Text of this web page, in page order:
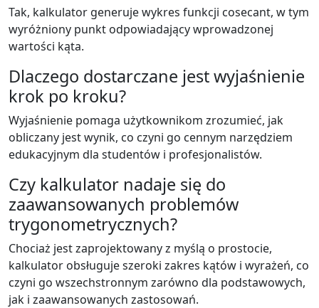
Tak, kalkulator generuje wykres funkcji cosecant, w tym
wyróżniony punkt odpowiadający wprowadzonej
wartości kąta.
Dlaczego dostarczane jest wyjaśnienie
krok po kroku?
Wyjaśnienie pomaga użytkownikom zrozumieć, jak
obliczany jest wynik, co czyni go cennym narzędziem
edukacyjnym dla studentów i profesjonalistów.
Czy kalkulator nadaje się do
zaawansowanych problemów
trygonometrycznych?
Chociaż jest zaprojektowany z myślą o prostocie,
kalkulator obsługuje szeroki zakres kątów i wyrażeń, co
czyni go wszechstronnym zarówno dla podstawowych,
jak i zaawansowanych zastosowań.